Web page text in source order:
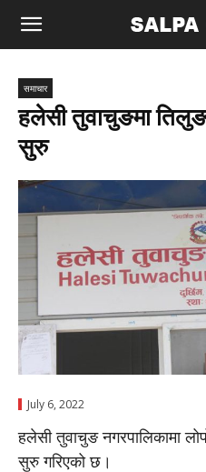
समाचार
हलेसी तुवाचुङमा
सुरु
July 6, 2022
हलेसी तुवाचुङ नगरपालिकामा
सुरु गरिएको छ।